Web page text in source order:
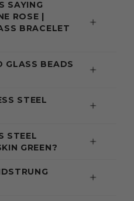
SAYING
ROSE |
BRACELET
GLASS BEADS
STEEL
STEEL
GREEN?